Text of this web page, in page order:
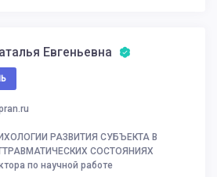
Евгеньевна
РАЗВИТИЯ СУБЪЕКТА В
СОСТОЯНИЯХ
по научной работе